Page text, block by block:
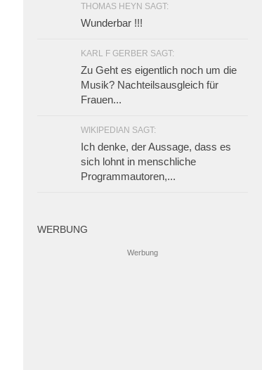
THOMAS HEYN SAGT:
Wunderbar !!!
KARL F GERBER SAGT:
Zu Geht es eigentlich noch um die
Musik? Nachteilsausgleich für
Frauen...
WIKIPEDIAN SAGT:
Ich denke, der Aussage, dass es
sich lohnt in menschliche
Programmautoren,...
WERBUNG
Werbung